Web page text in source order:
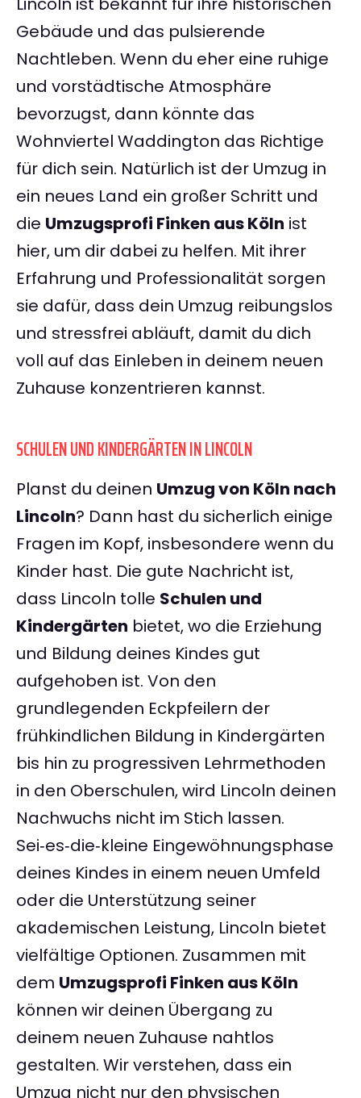
Gebäude und das pulsierende
Nachtleben. Wenn du eher eine ruhige
und vorstädtische Atmosphäre
bevorzugst, dann könnte das
Wohnviertel Waddington das Richtige
für dich sein. Natürlich ist der Umzug in
ein neues Land ein großer Schritt und
die Umzugsprofi Finken aus Köln ist
hier, um dir dabei zu helfen. Mit ihrer
Erfahrung und Professionalität sorgen
sie dafür, dass dein Umzug reibungslos
und stressfrei abläuft, damit du dich
voll auf das Einleben in deinem neuen
Zuhause konzentrieren kannst.
SCHULEN UND KINDERGÄRTEN IN LINCOLN
Planst du deinen Umzug von Köln nach
Lincoln? Dann hast du sicherlich einige
Fragen im Kopf, insbesondere wenn du
Kinder hast. Die gute Nachricht ist,
dass Lincoln tolle Schulen und
Kindergärten bietet, wo die Erziehung
und Bildung deines Kindes gut
aufgehoben ist. Von den
grundlegenden Eckpfeilern der
frühkindlichen Bildung in Kindergärten
bis hin zu progressiven Lehrmethoden
in den Oberschulen, wird Lincoln deinen
Nachwuchs nicht im Stich lassen.
Sei‑es‑die‑kleine Eingewöhnungsphase
deines Kindes in einem neuen Umfeld
oder die Unterstützung seiner
akademischen Leistung, Lincoln bietet
vielfältige Optionen. Zusammen mit
dem Umzugsprofi Finken aus Köln
können wir deinen Übergang zu
deinem neuen Zuhause nahtlos
gestalten. Wir verstehen, dass ein
Umzug nicht nur den physischen